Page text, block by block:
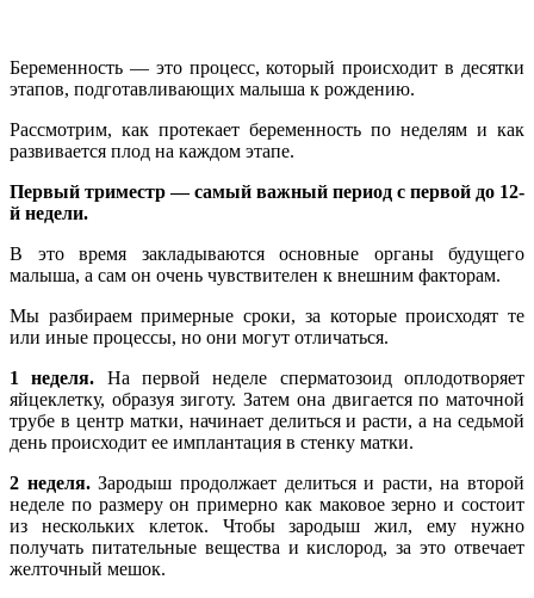
Беременность — это процесс, который происходит в десятки
этапов, подготавливающих малыша к рождению.
Рассмотрим, как протекает беременность по неделям и как
развивается плод на каждом этапе.
Первый триместр — самый важный период с первой до 12-
й недели.
В это время закладываются основные органы будущего
малыша, а сам он очень чувствителен к внешним факторам.
Мы разбираем примерные сроки, за которые происходят те
или иные процессы, но они могут отличаться.
1 неделя. На первой неделе сперматозоид оплодотворяет
яйцеклетку, образуя зиготу. Затем она двигается по маточной
трубе в центр матки, начинает делиться и расти, а на седьмой
день происходит ее имплантация в стенку матки.
2 неделя.Зародыш продолжает делиться и расти, на второй
неделе по размеру он примерно как маковое зерно и состоит
из нескольких клеток. Чтобы зародыш жил, ему нужно
получать питательные вещества и кислород, за это отвечает
желточный мешок.